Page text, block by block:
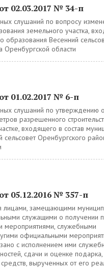
02.03.2017 № 34-п
слушаний по вопросу
земельного участка,
образования Весенний
Оренбургской области
01.02.2017 № 6-п
слушаний по утверждению
разрешенного
входящего в состав
сельсовет Оренбургского
05.12.2016 № 357-п
замещающими
служащими о получении
мероприятиями, служебными
официальными
с исполнением ими
сдачи и оценке
вырученных от его